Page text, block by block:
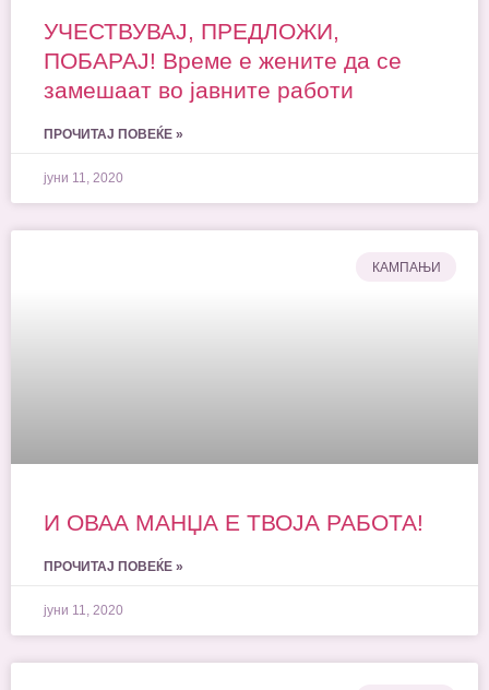
УЧЕСТВУВАЈ, ПРЕДЛОЖИ,
ПОБАРАЈ! Време е жените да се
замешаат во јавните работи
ПРОЧИТАЈ ПОВЕЌЕ »
јуни 11, 2020
КАМПАЊИ
И ОВАА МАНЏА Е ТВОЈА РАБОТА!
ПРОЧИТАЈ ПОВЕЌЕ »
јуни 11, 2020